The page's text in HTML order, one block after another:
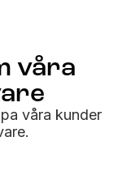
våra
våra kunder